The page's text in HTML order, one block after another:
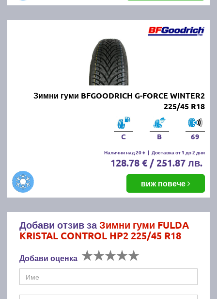
Зимни гуми BFGOODRICH G-FORCE WINTER2
225/45 R18
C B 69
Налични над 20 + | Доставка от 1 до 2 дни
128.78 € / 251.87 лв.
виж повече
Добави отзив заЗимни гуми FULDA
KRISTAL CONTROL HP2 225/45 R18
Добави оценка